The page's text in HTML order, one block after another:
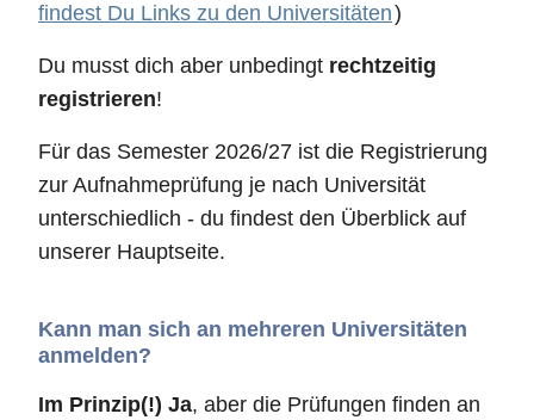
findest Du Links zu den Universitäten)
Du musst dich aber unbedingt rechtzeitig
registrieren!
Für das Semester 2026/27 ist die Registrierung
zur Aufnahmeprüfung je nach Universität
unterschiedlich - du findest den Überblick auf
unserer Hauptseite.
Kann man sich an mehreren Universitäten
anmelden?
Im Prinzip(!) Ja, aber die Prüfungen finden an